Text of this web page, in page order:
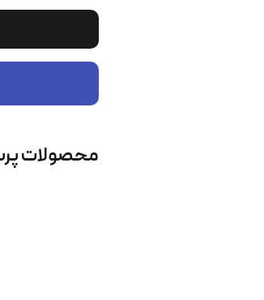
محصولات